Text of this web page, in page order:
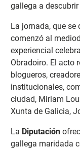
gallega a
La jornada, que
comenzó al
experiencial
Obradoiro. El acto
blogueros,
institucionales,
ciudad, Miriam
Xunta de Galicia,
La Diputación
gallega maridada